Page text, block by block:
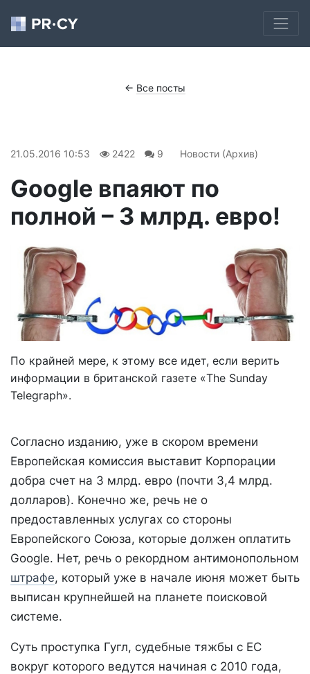
← Все посты
21.05.2016 10:53 2422 9 Новости (Архив)
Google впаяют по
полной – 3 млрд. евро!
По крайней мере, к этому все идет, если верить
информации в британской газете «The Sunday
Telegraph».
Согласно изданию, уже в скором времени
Европейская комиссия выставит Корпорации
добра счет на 3 млрд. евро (почти 3,4 млрд.
долларов). Конечно же, речь не о
предоставленных услугах со стороны
Европейского Союза, которые должен оплатить
Google. Нет, речь о рекордном антимонопольном
штрафе, который уже в начале июня может быть
выписан крупнейшей на планете поисковой
системе.
Суть проступка Гугл, судебные тяжбы с ЕС
вокруг которого ведутся начиная с 2010 года,